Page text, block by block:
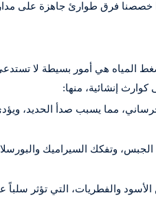
فرق طوارئ جاهزة على مدار
المياه هي أمور بسيطة لا
إنشائية، منها:
مما يسبب صدأ الحديد،
وتفكك السيراميك
الأسود والفطريات، التي تؤثر